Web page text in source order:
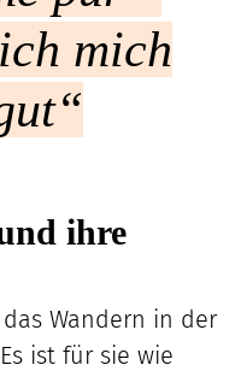
mich
ihre
Wandern in der
ist für sie wie